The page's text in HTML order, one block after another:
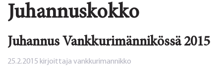
Juhannuskokko
Juhannus Vankkurimännikössä 2015
25.2.2015 kirjoittaja vankkurimannikko